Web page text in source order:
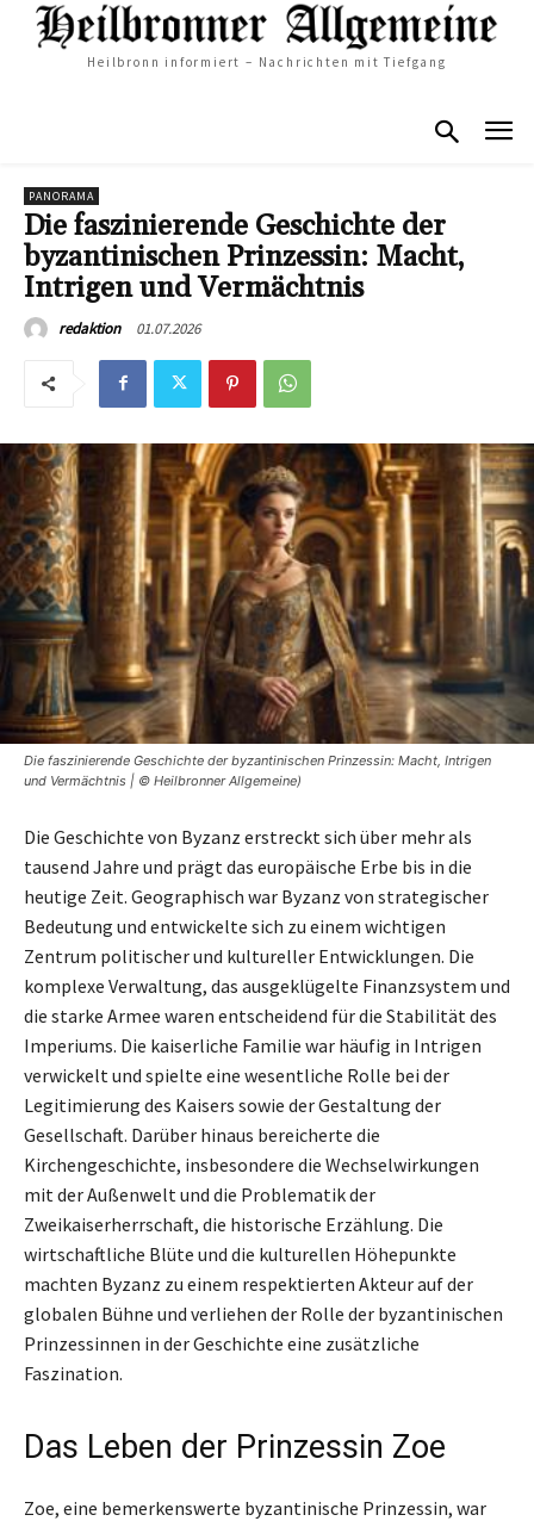
Heilbronn informiert – Nachrichten mit Tiefgang
PANORAMA
Die faszinierende Geschichte der
byzantinischen Prinzessin: Macht,
Intrigen und Vermächtnis
redaktion 01.07.2026
Die faszinierende Geschichte der byzantinischen Prinzessin: Macht, Intrigen
und Vermächtnis | © Heilbronner Allgemeine)
Die Geschichte von Byzanz erstreckt sich über mehr als
tausend Jahre und prägt das europäische Erbe bis in die
heutige Zeit. Geographisch war Byzanz von strategischer
Bedeutung und entwickelte sich zu einem wichtigen
Zentrum politischer und kultureller Entwicklungen. Die
komplexe Verwaltung, das ausgeklügelte Finanzsystem und
die starke Armee waren entscheidend für die Stabilität des
Imperiums. Die kaiserliche Familie war häufig in Intrigen
verwickelt und spielte eine wesentliche Rolle bei der
Legitimierung des Kaisers sowie der Gestaltung der
Gesellschaft. Darüber hinaus bereicherte die
Kirchengeschichte, insbesondere die Wechselwirkungen
mit der Außenwelt und die Problematik der
Zweikaiserherrschaft, die historische Erzählung. Die
wirtschaftliche Blüte und die kulturellen Höhepunkte
machten Byzanz zu einem respektierten Akteur auf der
globalen Bühne und verliehen der Rolle der byzantinischen
Prinzessinnen in der Geschichte eine zusätzliche
Faszination.
Das Leben der Prinzessin Zoe
Zoe, eine bemerkenswerte byzantinische Prinzessin, war